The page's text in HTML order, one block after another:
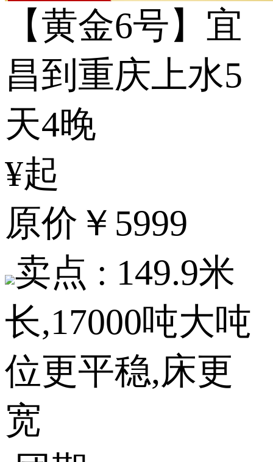
【黄金6号】宜
昌到重庆上水5
天4晚
¥起
原价 ￥5999
卖点 : 149.9米
长,17000吨大吨
位更平稳,床更
宽